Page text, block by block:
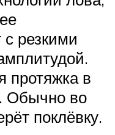
с резкими
протяжка в
Обычно во
поклёвку.